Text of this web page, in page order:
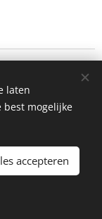
voorbehouden
laten
mogelijke
accepteren